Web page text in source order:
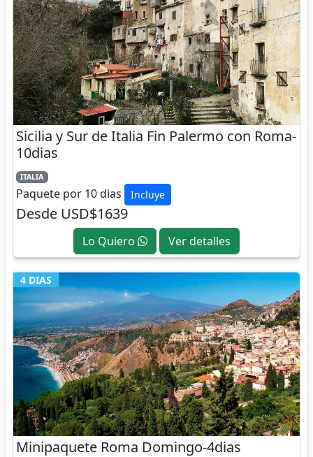
Sicilia y Sur de Italia Fin Palermo con Roma-
10dias
ITALIA
Paquete por 10 dias Incluye
Desde USD$1639
Lo Quiero Ver detalles
4 DIAS
Minipaquete Roma Domingo-4dias